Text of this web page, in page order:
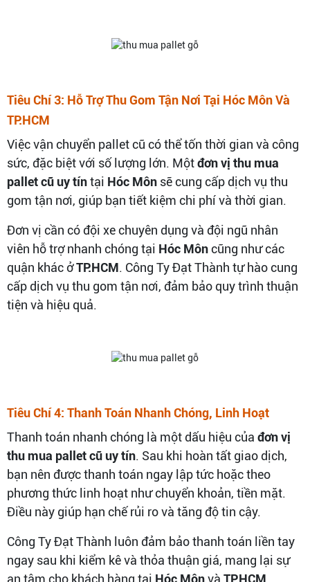
Tiêu Chí 3: Hỗ Trợ Thu Gom Tận Nơi Tại Hóc Môn Và
TP.HCM
Việc vận chuyển pallet cũ có thể tốn thời gian và công
sức, đặc biệt với số lượng lớn. Mộtđơn vị thu mua
pallet cũ uy tíntại Hóc Môn sẽ cung cấp dịch vụ thu
gom tận nơi, giúp bạn tiết kiệm chi phí và thời gian.
Đơn vị cần có đội xe chuyên dụng và đội ngũ nhân
viên hỗ trợ nhanh chóng tại Hóc Môncũng như các
quận khác ởTP.HCM. Công Ty Đạt Thành tự hào cung
cấp dịch vụ thu gom tận nơi, đảm bảo quy trình thuận
tiện và hiệu quả.
Tiêu Chí 4: Thanh Toán Nhanh Chóng, Linh Hoạt
Thanh toán nhanh chóng là một dấu hiệu của đơn vị
thu mua pallet cũ uy tín. Sau khi hoàn tất giao dịch,
bạn nên được thanh toán ngay lập tức hoặc theo
phương thức linh hoạt như chuyển khoản, tiền mặt.
Điều này giúp hạn chế rủi ro và tăng độ tin cậy.
Công Ty Đạt Thành luôn đảm bảo thanh toán liền tay
ngay sau khi kiểm kê và thỏa thuận giá, mang lại sự
an tâm cho khách hàng tại Hóc Mônvà TP.HCM